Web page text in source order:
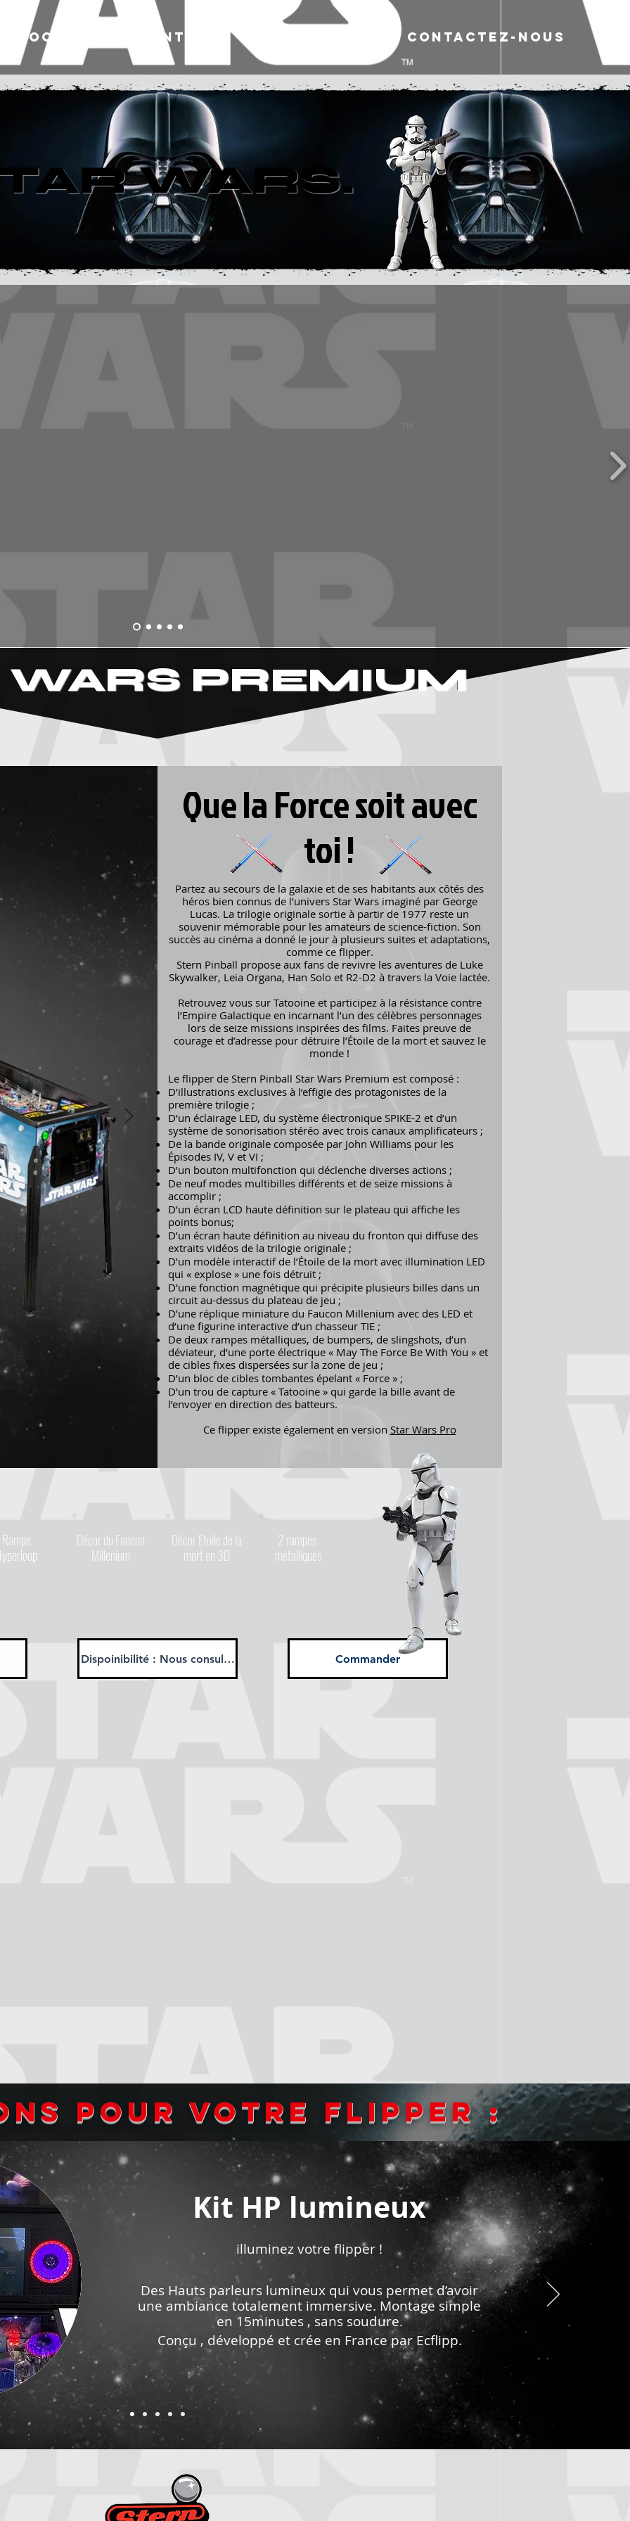
LOCATION / EVENTS CONTACTEZ-NOUS
WARS.
WARS PREMIUM
Que la Force soit avec
toi !
Partez au secours de la galaxie et de ses habitants aux côtés des
héros bien connus de l’univers Star Wars imaginé par George
Lucas. La trilogie originale sortie à partir de 1977 reste un
souvenir mémorable pour les amateurs de science-fiction. Son
succès au cinéma a donné le jour à plusieurs suites et adaptations,
comme ce flipper.
Stern Pinball propose aux fans de revivre les aventures de Luke
Skywalker, Leia Organa, Han Solo et R2-D2 à travers la Voie lactée.
Retrouvez vous sur Tatooine et participez à la résistance contre
l’Empire Galactique en incarnant l’un des célèbres personnages
lors de seize missions inspirées des films. Faites preuve de
courage et d’adresse pour détruire l’Étoile de la mort et sauvez le
monde !
Le flipper de Stern Pinball Star Wars Premium est composé :
D’illustrations exclusives à l’effigie des protagonistes de la
première trilogie ;
D’un éclairage LED, du système électronique SPIKE-2 et d’un
système de sonorisation stéréo avec trois canaux amplificateurs ;
De la bande originale composée par John Williams pour les
Épisodes IV, V et VI ;
D’un bouton multifonction qui déclenche diverses actions ;
De neuf modes multibilles différents et de seize missions à
accomplir ;
D’un écran LCD haute définition sur le plateau qui affiche les
points bonus;
D’un écran haute définition au niveau du fronton qui diffuse des
extraits vidéos de la trilogie originale ;
D’un modèle interactif de l’Étoile de la mort avec illumination LED
qui « explose » une fois détruit ;
D’une fonction magnétique qui précipite plusieurs billes dans un
circuit au-dessus du plateau de jeu ;
D’une réplique miniature du Faucon Millenium avec des LED et
d’une figurine interactive d’un chasseur TIE ;
De deux rampes métalliques, de bumpers, de slingshots, d’un
déviateur, d’une porte électrique « May The Force Be With You » et
de cibles fixes dispersées sur la zone de jeu ;
D’un bloc de cibles tombantes épelant « Force » ;
D’un trou de capture « Tatooine » qui garde la bille avant de
l’envoyer en direction des batteurs.
Ce flipper existe également en version Star Wars Pro
Rampe
Décor du Faucon
Millenium
Décor Etoile de la
mort en 3D
Dispoinibilité : Nous consulter
2 rampes
métalliques
Commander
pour votre flipper :
Kit HP lumineux
illuminez votre flipper !
Des Hauts parleurs lumineux qui vous permet d’avoir
une ambiance totalement immersive. Montage simple
en 15minutes , sans soudure.
Conçu , développé et crée en France par Ecflipp.